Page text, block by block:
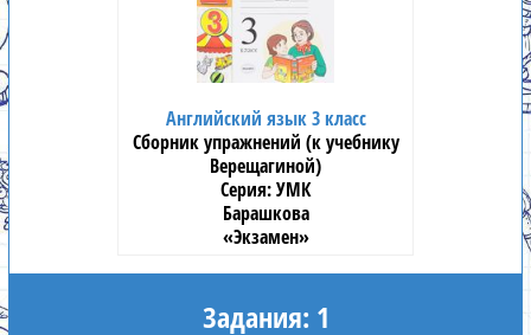
Английский язык 3 класс
Сборник упражнений (к учебнику
Верещагиной)
УМК
Барашкова
«Экзамен»
Задания: 1